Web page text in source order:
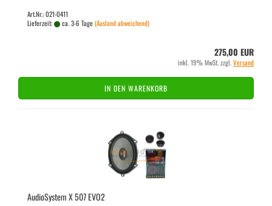
Art.Nr.: 021-0411
Lieferzeit:
ca. 3-6 Tage(Ausland abweichend)
275,00 EUR
inkl. 19% MwSt. zzgl.Versand
IN DEN WARENKORB
Au­dio­Sys­tem X 507 EVO2